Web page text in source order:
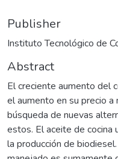
Publisher
Instituto Tecnológico de
Abstract
El creciente aumento del
el aumento en su precio a
búsqueda de nuevas
estos. El aceite de cocina
la producción de